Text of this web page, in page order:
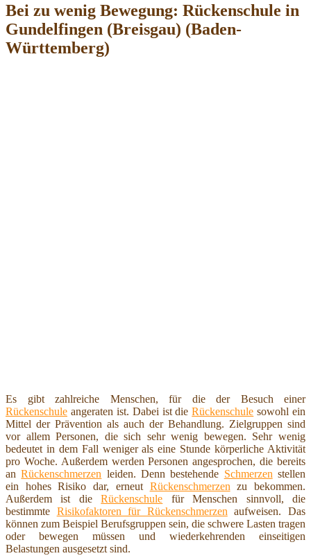
Bei zu wenig Bewegung: Rückenschule in
Gundelfingen (Breisgau) (Baden-
Württemberg)
Es gibt zahlreiche Menschen, für die der Besuch einer
Rückenschule angeraten ist. Dabei ist dieRückenschule sowohl ein
Mittel der Prävention als auch der Behandlung. Zielgruppen sind
vor allem Personen, die sich sehr wenig bewegen. Sehr wenig
bedeutet in dem Fall weniger als eine Stunde körperliche Aktivität
pro Woche. Außerdem werden Personen angesprochen, die bereits
anRückenschmerzen leiden. Denn bestehende Schmerzen stellen
ein hohes Risiko dar, erneut Rückenschmerzen zu bekommen.
Außerdem ist dieRückenschule für Menschen sinnvoll, die
bestimmte Risikofaktoren für Rückenschmerzen aufweisen. Das
können zum Beispiel Berufsgruppen sein, die schwere Lasten tragen
oder bewegen müssen und wiederkehrenden einseitigen
Belastungen ausgesetzt sind.